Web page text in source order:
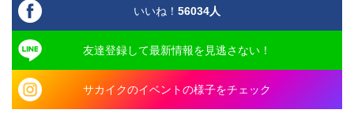
いいね！ 56034人
友達登録して最新情報を見逃さない！
サカイクのイベントの様子をチェック